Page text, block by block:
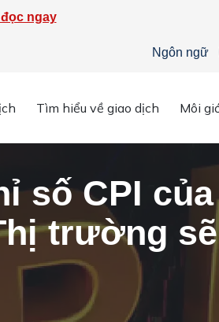
ngay
Ngôn ngữ
Tìm hiểu về giao dịch Môi
của Hoa Kỳ có thể phá vỡ mức 8%
số CPI
trường